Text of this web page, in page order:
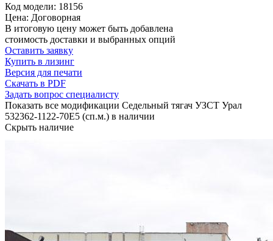
Код модели: 18156
Цена: Договорная
В итоговую цену может быть добавлена
стоимость доставки и выбранных опций
Оставить заявку
Купить в лизинг
Версия для печати
Скачать в PDF
Задать вопрос специалисту
Показать все модификации Седельный тягач УЗСТ Урал
532362-1122-70Е5 (сп.м.) в наличии
Скрыть наличие